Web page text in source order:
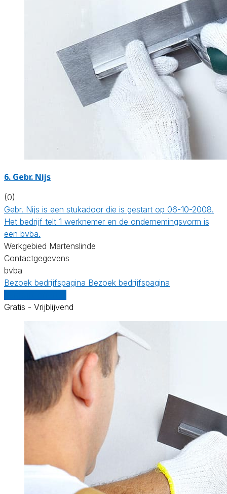
6. Gebr. Nijs
(0)
Gebr. Nijs is een stukadoor die is gestart op 06-10-2008.
Het bedrijf telt 1 werknemer en de ondernemingsvorm is
een bvba.
Werkgebied Martenslinde
Contactgegevens
bvba
Bezoek bedrijfspagina Bezoek bedrijfspagina
Gratis - Vrijblijvend